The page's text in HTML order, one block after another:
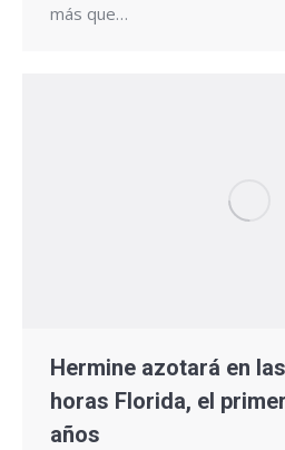
más que…
Hermine azotará en
horas Florida, el
años